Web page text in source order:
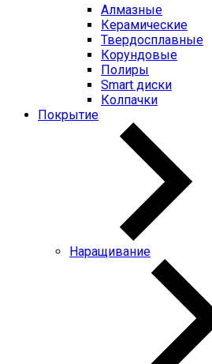
Алмазные
Керамические
Твердосплавные
Корундовые
Полиры
Smart диски
Колпачки
Покрытие
Наращивание